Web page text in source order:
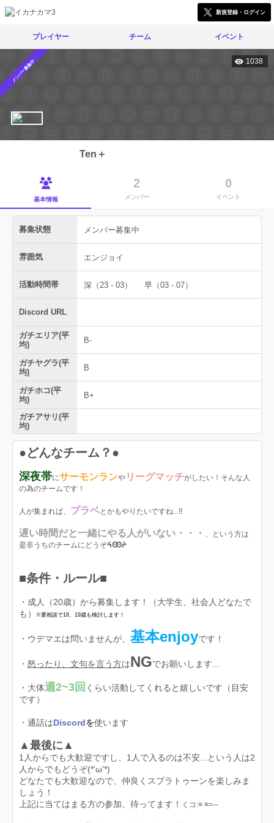
新規登録・ログイン
プレイヤー チーム イベント
メンバー募集中 1038
Ten＋
基本情報
2
メンバー
0
イベント
募集状態 メンバー募集中
雰囲気 エンジョイ
活動時間帯 深（23 - 03） 早（03 - 07）
Discord URL
ガチエリア(平
均)
B-
ガチヤグラ(平
均)
B
ガチホコ(平
均)
B+
ガチアサリ(平
均)
●どんなチーム？●
深夜帯にサーモンランや リーグマッチがしたい！そんな人
の為のチームです！
人が集まれば、 プラベとかもやりたいですね...!!
遅い時間だと一緒にやる人がいない・・・ 、という方は
是非うちのチームにどうぞᔦꙬᔨ
■条件・ルール■
・成人（20歳）から募集します！（大学生、社会人どなたで
も）
※要相談で18、19歳も検討します！
・ウデマエは問いませんが、 基本enjoyです！
・ 怒ったり、文句を言う方はNGでお願いします...
・大体週2~3回 くらい活動してくれると嬉しいです（目安
です）
・通話はDiscordを使います
▲最後に▲
1人からでも大歓迎ですし、1人で入るのは不安...という人は2
人からでもどうぞ(*'ω'*)
どなたでも大歓迎なので、仲良くスプラトゥーンを楽しみま
しょう！
上記に当てはまる方の参加、待ってます！
くコ:≡ ≡=─